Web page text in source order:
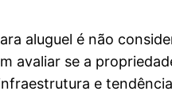
aluguel é não
avaliar se a
e